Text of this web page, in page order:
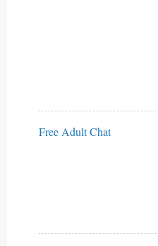
Free Adult Chat